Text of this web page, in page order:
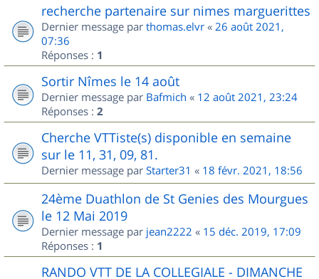
recherche partenaire sur nimes marguerittes
Dernier message par thomas.elvr « 26 août 2021,
07:36
Réponses : 1
Sortir Nîmes le 14 août
Dernier message par Bafmich « 12 août 2021, 23:24
Réponses : 2
Cherche VTTiste(s) disponible en semaine
sur le 11, 31, 09, 81.
Dernier message par Starter31 « 18 févr. 2021, 18:56
24ème Duathlon de St Genies des Mourgues
le 12 Mai 2019
Dernier message par jean2222 « 15 déc. 2019, 17:09
Réponses : 1
RANDO VTT DE LA COLLEGIALE - DIMANCHE